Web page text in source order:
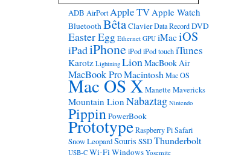
ADB AirPort Apple TVApple Watch
BluetoothBêtaClavier Data Record DVD
Easter Egg Ethernet GPU iMaciOS
iPadiPhone iPod iPod touch iTunes
Karotz Lightning LionMacBook Air
MacBook ProMacintosh Mac OS
Mac OS X Manette Mavericks
Mountain Lion Nabaztag Nintendo
PippinPowerBook
Prototype Raspberry Pi Safari
Snow LeopardSouris SSDThunderbolt
USB-C Wi-FiWindows Yosemite